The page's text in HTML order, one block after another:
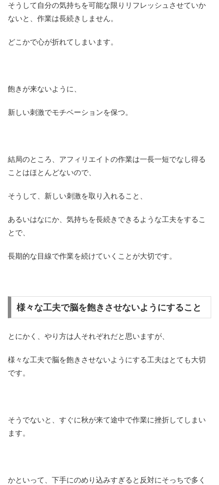
そうして自分の気持ちを可能な限りリフレッシュさせていか
ないと、作業は長続きしません。
どこかで心が折れてしまいます。
飽きが来ないように、
新しい刺激でモチベーションを保つ。
結局のところ、アフィリエイトの作業は一長一短でなし得る
ことはほとんどないので、
そうして、新しい刺激を取り入れること、
あるいはなにか、気持ちを長続きできるような工夫をするこ
とで、
長期的な目線で作業を続けていくことが大切です。
様々な工夫で脳を飽きさせないようにすること
とにかく、やり方は人それぞれだと思いますが、
様々な工夫で脳を飽きさせないようにする工夫はとても大切
です。
そうでないと、すぐに秋が来て途中で作業に挫折してしまい
ます。
かといって、下手にのめり込みすぎると反対にそっちで多く